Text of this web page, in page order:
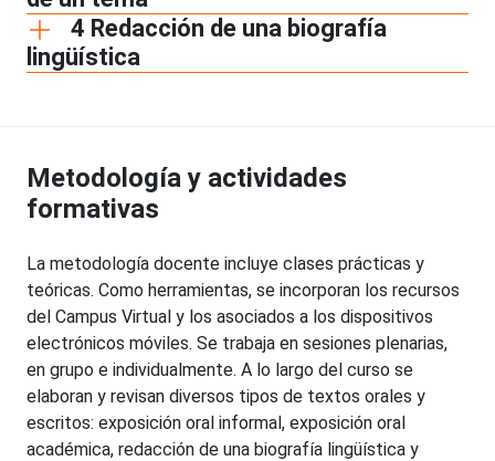
4 Redacción de una biografía
lingüística
Metodología y actividades
formativas
La metodología docente incluye clases prácticas y
teóricas. Como herramientas, se incorporan los recursos
del Campus Virtual y los asociados a los dispositivos
electrónicos móviles. Se trabaja en sesiones plenarias,
en grupo e individualmente. A lo largo del curso se
elaboran y revisan diversos tipos de textos orales y
escritos: exposición oral informal, exposición oral
académica, redacción de una biografía lingüística y